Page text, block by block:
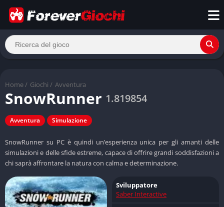
Home / Giochi / Avventura
SnowRunner 1.819854
Avventura Simulazione
SnowRunner su PC è quindi un’esperienza unica per gli amanti delle
simulazioni e delle sfide estreme, capace di offrire grandi soddisfazioni a
chi saprà affrontare la natura con calma e determinazione.
Sviluppatore
Saber Interactive